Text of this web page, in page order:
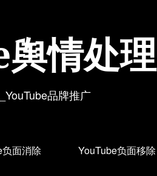
情处理
品牌推广
面消除 YouTube负面移除